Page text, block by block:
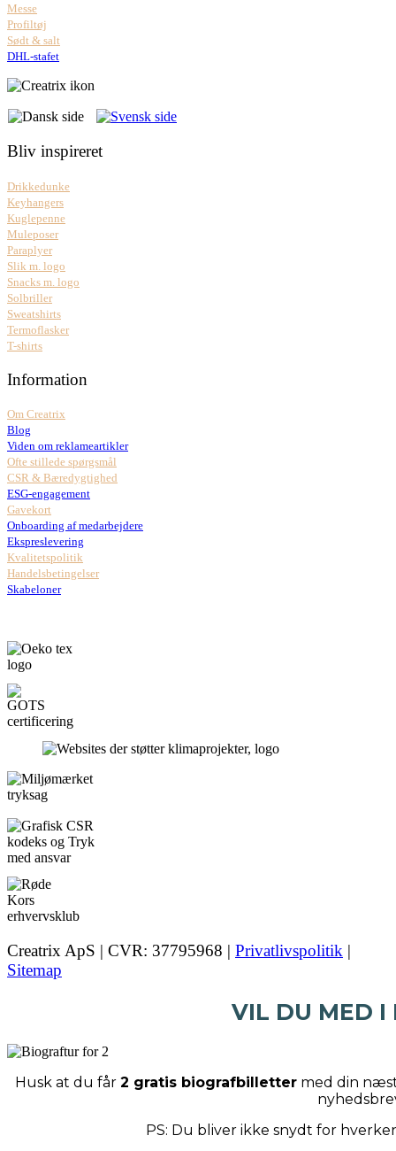
Messe
Profiltøj
Sødt & salt
DHL-stafet
Bliv inspireret
Drikkedunke
Keyhangers
Kuglepenne
Muleposer
Paraplyer
Slik m. logo
Snacks m. logo
Solbriller
Sweatshirts
Termoflasker
T-shirts
Information
Om Creatrix
Blog
Viden om reklameartikler
Ofte stillede spørgsmål
CSR & Bæredygtighed
ESG-engagement
Gavekort
Onboarding af medarbejdere
Ekspreslevering
Kvalitetspolitik
Handelsbetingelser
Skabeloner
Creatrix ApS | CVR: 37795968 | Privatlivspolitik |
Sitemap
VIL DU MED I
Husk at du får 2 gratis biografbillettermed din
PS: Du bliver ikke snydt for